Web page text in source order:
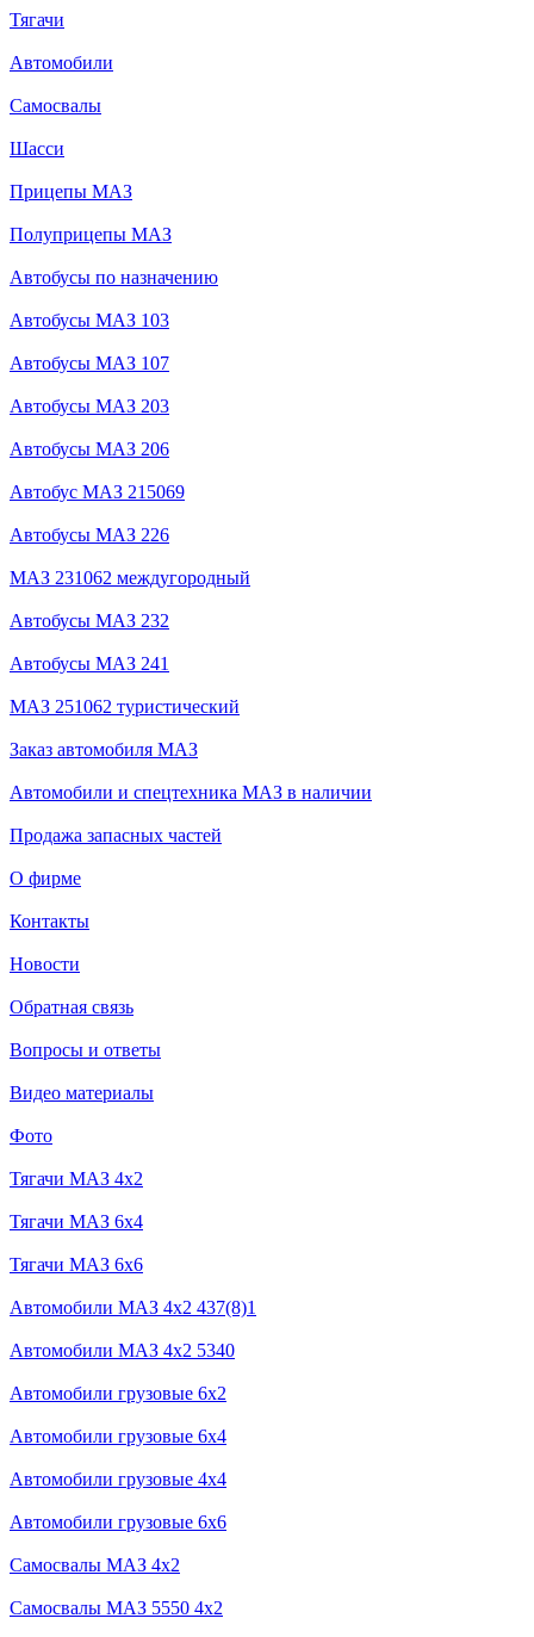
Тягачи
Автомобили
Самосвалы
Шасси
Прицепы МАЗ
Полуприцепы МАЗ
Автобусы по назначению
Автобусы МАЗ 103
Автобусы МАЗ 107
Автобусы МАЗ 203
Автобусы МАЗ 206
Автобус МАЗ 215069
Автобусы МАЗ 226
МАЗ 231062 междугородный
Автобусы МАЗ 232
Автобусы МАЗ 241
МАЗ 251062 туристический
Заказ автомобиля МАЗ
Автомобили и спецтехника МАЗ в наличии
Продажа запасных частей
О фирме
Контакты
Новости
Обратная связь
Вопросы и ответы
Видео материалы
Фото
Тягачи MAЗ 4x2
Тягачи MAЗ 6x4
Тягачи MAЗ 6x6
Автомобили МАЗ 4x2 437(8)1
Автомобили МАЗ 4x2 5340
Автомобили грузовые 6x2
Автомобили грузовые 6х4
Автомобили грузовые 4х4
Автомобили грузовые 6x6
Самосвалы МАЗ 4x2
Самосвалы МАЗ 5550 4x2